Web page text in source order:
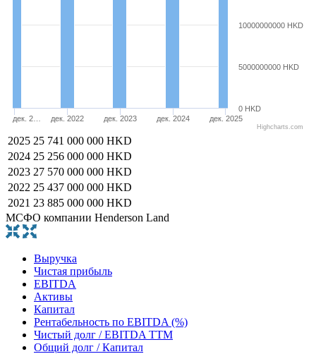
дек. 2… дек. 2022 дек. 2023 дек. 2024 дек. 2025
0 HKD
5000000000 HKD
10000000000 HKD
Highcharts.com
2025 25 741 000 000 HKD
2024 25 256 000 000 HKD
2023 27 570 000 000 HKD
2022 25 437 000 000 HKD
2021 23 885 000 000 HKD
МСФО компании Henderson Land
Выручка
Чистая прибыль
EBITDA
Активы
Капитал
Рентабельность по EBITDA (%)
Чистый долг / EBITDA TTM
Общий долг / Капитал